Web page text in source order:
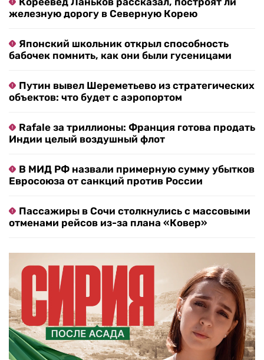
железную дорогу в Северную Корею
Японский школьник открыл способность
бабочек помнить, как они были гусеницами
Путин вывел Шереметьево из стратегических
объектов: что будет с аэропортом
Rafale за триллионы: Франция готова продать
Индии целый воздушный флот
В МИД РФ назвали примерную сумму убытков
Евросоюза от санкций против России
Пассажиры в Сочи столкнулись с массовыми
отменами рейсов из-за плана «Ковер»